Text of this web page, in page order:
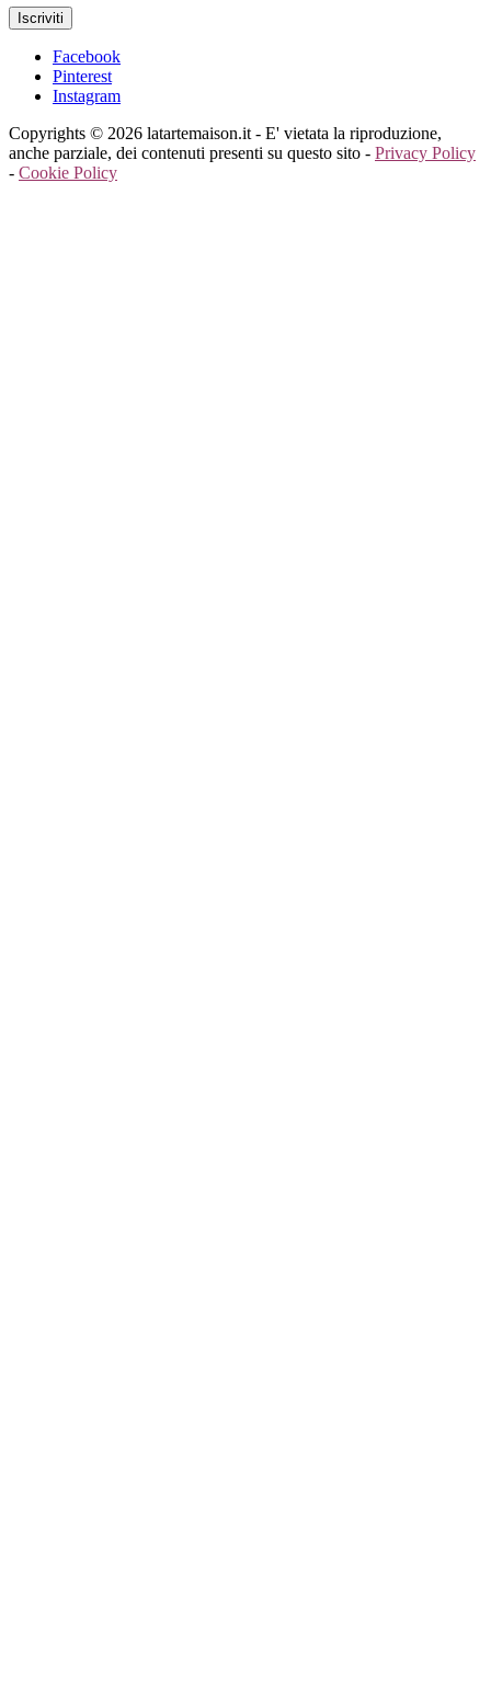
Facebook
Pinterest
Instagram
Copyrights © 2026 latartemaison.it - E' vietata la riproduzione,
anche parziale, dei contenuti presenti su questo sito - Privacy Policy
- Cookie Policy